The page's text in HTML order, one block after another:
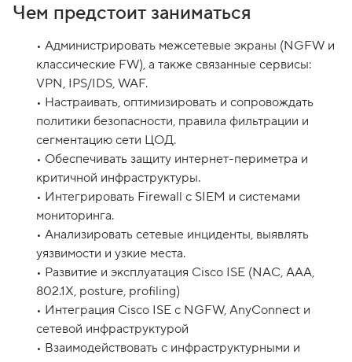
Чем предстоит заниматься
• Администрировать межсетевые экраны (NGFW и
классические FW), а также связанные сервисы:
VPN, IPS/IDS, WAF.
• Настраивать, оптимизировать и сопровождать
политики безопасности, правила фильтрации и
сегментацию сети ЦОД.
• Обеспечивать защиту интернет-периметра и
критичной инфраструктуры.
• Интегрировать Firewall с SIEM и системами
мониторинга.
• Анализировать сетевые инциденты, выявлять
уязвимости и узкие места.
• Развитие и эксплуатация Cisco ISE (NAC, AAA,
802.1X, posture, profiling)
• Интеграция Cisco ISE с NGFW, AnyConnect и
сетевой инфраструктурой
• Взаимодействовать с инфраструктурными и